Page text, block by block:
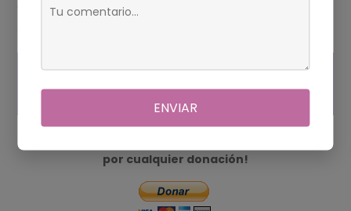
veem a repetição dos números 1 e 3 nesse horário como
¿POR QUE EL 02 DE JUNIO
ES FESTIVO EN COLOMBIA?
por cualquier donación!
ENVIAR